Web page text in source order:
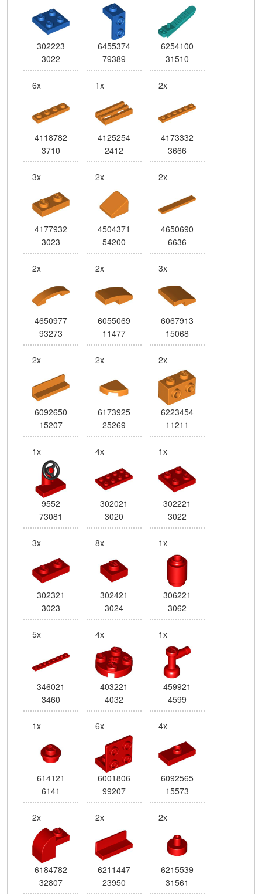
302223
3022
6455374
79389
6254100
31510
6x
4118782
3710
1x
4125254
2412
2x
4173332
3666
3x
4177932
3023
2x
4504371
54200
2x
4650690
6636
2x
4650977
93273
2x
6055069
11477
3x
6067913
15068
2x
6092650
15207
2x
6173925
25269
2x
6223454
11211
1x
9552
73081
4x
302021
3020
1x
302221
3022
3x
302321
3023
8x
302421
3024
1x
306221
3062
5x
346021
3460
4x
403221
4032
1x
459921
4599
1x
614121
6141
6x
6001806
99207
4x
6092565
15573
2x
6184782
32807
2x
6211447
23950
2x
6215539
31561